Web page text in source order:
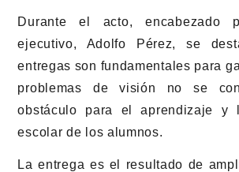
Durante el acto, encabezado
ejecutivo, Adolfo Pérez, se
entregas son fundamentales para
problemas de visión no se
obstáculo para el aprendizaje y
escolar de los alumnos.
La entrega es el resultado de